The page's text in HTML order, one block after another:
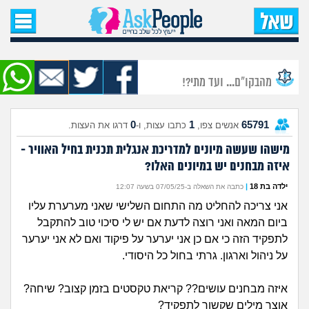
עמוד הבית
שאל שאלה
שאלות חדשות
שאלות שעוררו עניין
מה קורה כאן?
מתחם הטיפים
מהבקו"ם... ועד מתי?!
65791 אנשים צפו, 1 כתבו עצות, ו-0 דרגו את העצות.
מישהו שעשה מיונים למדריכת אנגלית תכנית בחיל האוויר -
איזה מבחנים יש במיונים האלו?
ילדה בת 18 | כתבה את השאלה ב-07/05/25 בשעה 12:07
אני צריכה להחליט מה התחום השלישי שאני מערערת עליו
ביום המאה ואני רוצה לדעת אם יש לי סיכוי טוב להתקבל
לתפקיד הזה כי אם כן אני יערער על פיקוד ואם לא אני יערער
על ניהול וארגון. גרתי בחול כל היסודי.
איזה מבחנים עושים?? קריאת טקסטים בזמן קצוב? שיחה?
אוצר מילים שקשור לתפקיד?